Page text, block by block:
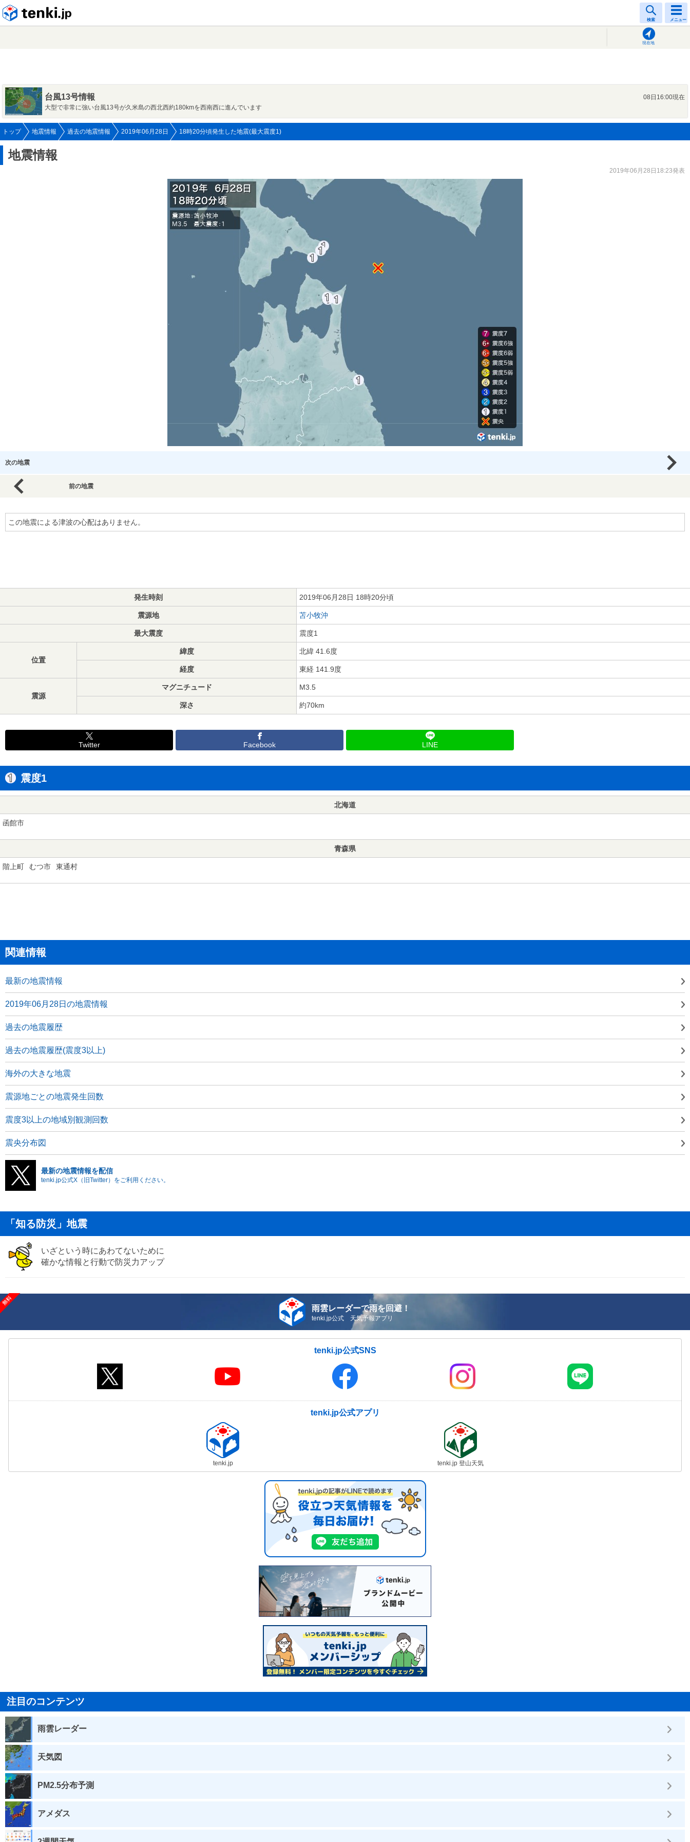
検索 メニュー
現在地
台風13号情報
08日16:00現在
大型で非常に強い台風13号が久米島の西北西約180kmを西南西に進んでいます
トップ 地震情報 過去の地震情報 2019年06月28日 18時20分頃発生した地震(最大震度1)
地震情報
2019年06月28日18:23発表
次の地震
前の地震
この地震による津波の心配はありません。
発生時刻 2019年06月28日 18時20分頃
震源地 苫小牧沖
最大震度 震度1
位置
緯度 北緯 41.6度
経度 東経 141.9度
震源
マグニチュード M3.5
深さ 約70km
Twitter Facebook LINE
震度1
北海道
函館市
青森県
階上町 むつ市 東通村
関連情報
最新の地震情報
2019年06月28日の地震情報
過去の地震履歴
過去の地震履歴(震度3以上)
海外の大きな地震
震源地ごとの地震発生回数
震度3以上の地域別観測回数
震央分布図
最新の地震情報を配信
tenki.jp公式X（旧Twitter）をご利用ください。
「知る防災」地震
いざという時にあわてないために
確かな情報と行動で防災力アップ
雨雲レーダーで雨を回避！
tenki.jp公式 天気予報アプリ
tenki.jp公式SNS
tenki.jp公式アプリ
tenki.jp tenki.jp 登山天気
注目のコンテンツ
雨雲レーダー
天気図
PM2.5分布予測
アメダス